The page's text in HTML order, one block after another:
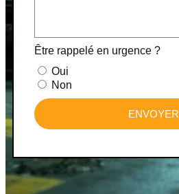
Être rappelé en urgence ?
Oui
Non
ENVOYER